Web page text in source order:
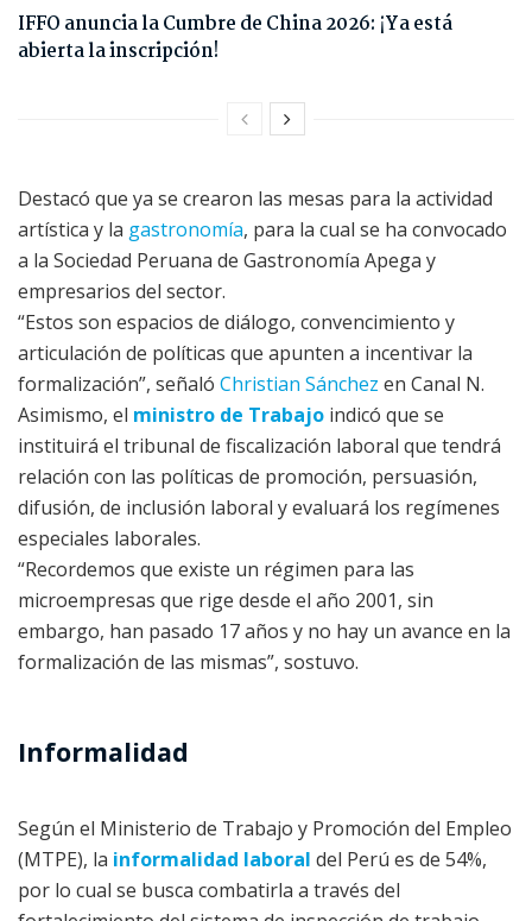
IFFO anuncia la Cumbre de China 2026: ¡Ya está
abierta la inscripción!
Destacó que ya se crearon las mesas para la actividad
artística y la gastronomía, para la cual se ha convocado
a la Sociedad Peruana de Gastronomía Apega y
empresarios del sector.
“Estos son espacios de diálogo, convencimiento y
articulación de políticas que apunten a incentivar la
formalización”, señaló Christian Sánchez en Canal N.
Asimismo, el ministro de Trabajo indicó que se
instituirá el tribunal de fiscalización laboral que tendrá
relación con las políticas de promoción, persuasión,
difusión, de inclusión laboral y evaluará los regímenes
especiales laborales.
“Recordemos que existe un régimen para las
microempresas que rige desde el año 2001, sin
embargo, han pasado 17 años y no hay un avance en la
formalización de las mismas”, sostuvo.
Informalidad
Según el Ministerio de Trabajo y Promoción del Empleo
(MTPE), la informalidad laboral del Perú es de 54%,
por lo cual se busca combatirla a través del